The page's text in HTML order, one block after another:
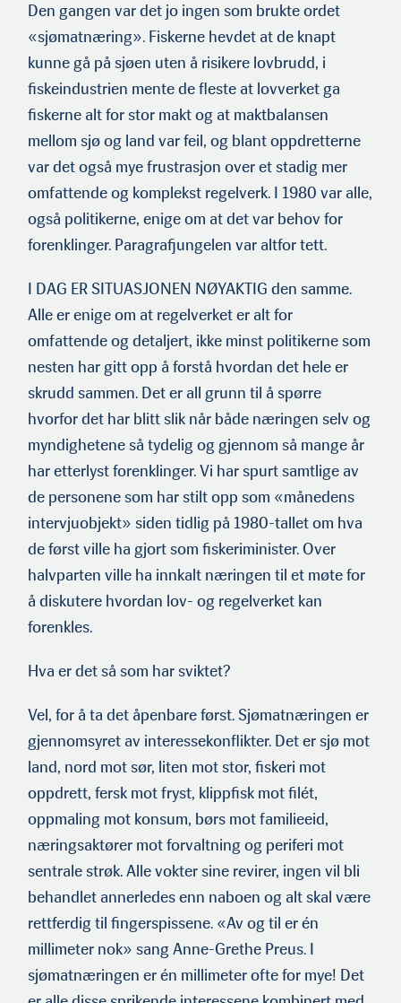
Den gangen var det jo ingen som brukte ordet
«sjømatnæring». Fiskerne hevdet at de knapt
kunne gå på sjøen uten å risikere lovbrudd, i
fiskeindustrien mente de fleste at lovverket ga
fiskerne alt for stor makt og at maktbalansen
mellom sjø og land var feil, og blant oppdretterne
var det også mye frustrasjon over et stadig mer
omfattende og komplekst regelverk. I 1980 var alle,
også politikerne, enige om at det var behov for
forenklinger. Paragrafjungelen var altfor tett.
I DAG ER SITUASJONEN NØYAKTIG den samme.
Alle er enige om at regelverket er alt for
omfattende og detaljert, ikke minst politikerne som
nesten har gitt opp å forstå hvordan det hele er
skrudd sammen. Det er all grunn til å spørre
hvorfor det har blitt slik når både næringen selv og
myndighetene så tydelig og gjennom så mange år
har etterlyst forenklinger. Vi har spurt samtlige av
de personene som har stilt opp som «månedens
intervjuobjekt» siden tidlig på 1980-tallet om hva
de først ville ha gjort som fiskeriminister. Over
halvparten ville ha innkalt næringen til et møte for
å diskutere hvordan lov- og regelverket kan
forenkles.
Hva er det så som har sviktet?
Vel, for å ta det åpenbare først. Sjømatnæringen er
gjennomsyret av interessekonflikter. Det er sjø mot
land, nord mot sør, liten mot stor, fiskeri mot
oppdrett, fersk mot fryst, klippfisk mot filét,
oppmaling mot konsum, børs mot familieeid,
næringsaktører mot forvaltning og periferi mot
sentrale strøk. Alle vokter sine revirer, ingen vil bli
behandlet annerledes enn naboen og alt skal være
rettferdig til fingerspissene. «Av og til er én
millimeter nok» sang Anne-Grethe Preus. I
sjømatnæringen er én millimeter ofte for mye! Det